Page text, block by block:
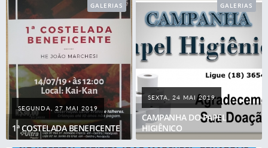
GALERIAS
SEGUNDA, 27 MAI 2019
1ª COSTELADA BENEFICENTE
GALERIAS
SEXTA, 24 MAI 2019
CAMPANHA DO PAPEL
HIGIÊNICO